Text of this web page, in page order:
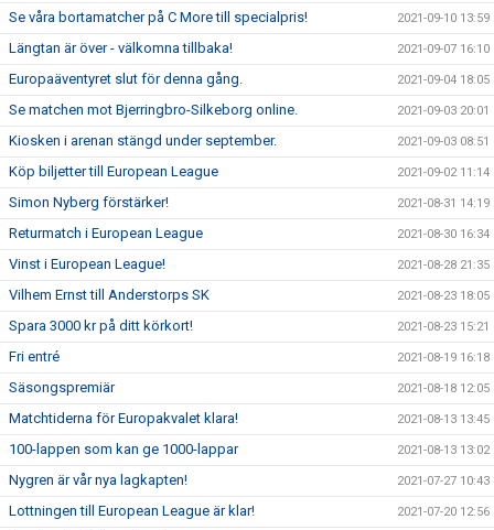
Se våra bortamatcher på C More till specialpris! 2021-09-10 13:59
Längtan är över - välkomna tillbaka! 2021-09-07 16:10
Europaäventyret slut för denna gång. 2021-09-04 18:05
Se matchen mot Bjerringbro-Silkeborg online. 2021-09-03 20:01
Kiosken i arenan stängd under september. 2021-09-03 08:51
Köp biljetter till European League 2021-09-02 11:14
Simon Nyberg förstärker! 2021-08-31 14:19
Returmatch i European League 2021-08-30 16:34
Vinst i European League! 2021-08-28 21:35
Vilhem Ernst till Anderstorps SK 2021-08-23 18:05
Spara 3000 kr på ditt körkort! 2021-08-23 15:21
Fri entré 2021-08-19 16:18
Säsongspremiär 2021-08-18 12:05
Matchtiderna för Europakvalet klara! 2021-08-13 13:45
100-lappen som kan ge 1000-lappar 2021-08-13 13:02
Nygren är vår nya lagkapten! 2021-07-27 10:43
Lottningen till European League är klar! 2021-07-20 12:56